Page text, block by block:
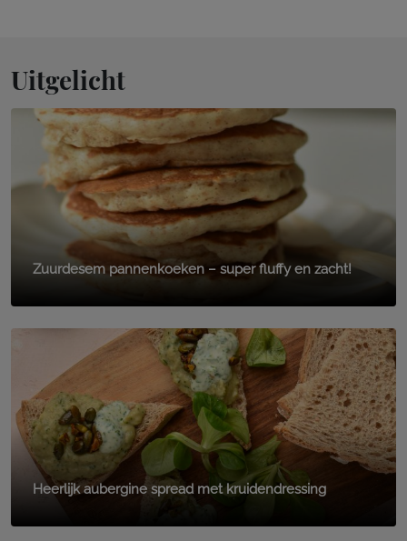
Uitgelicht
Zuurdesem pannenkoeken – super fluffy en zacht!
Heerlijk aubergine spread met kruidendressing